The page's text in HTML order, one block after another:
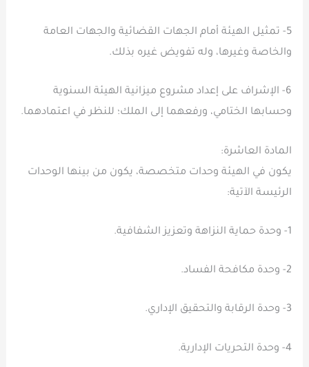
5- تمثيل الهيئة أمام الجهات القضائية والجهات العامة
والخاصة وغيرها، وله تفويض غيره بذلك.
6- الإشراف على إعداد مشروع ميزانية الهيئة السنوية
وحسابها الختامي، ورفعهما إلى الملك؛ للنظر في اعتمادهما.
المادة العاشرة:
يكون في الهيئة وحدات متخصصة، يكون من بينها الوحدات
الرئيسة الآتية:
1- وحدة حماية النزاهة وتعزيز الشفافية.
2- وحدة مكافحة الفساد.
3- وحدة الرقابة والتحقيق الإداري.
4- وحدة التحريات الإدارية.